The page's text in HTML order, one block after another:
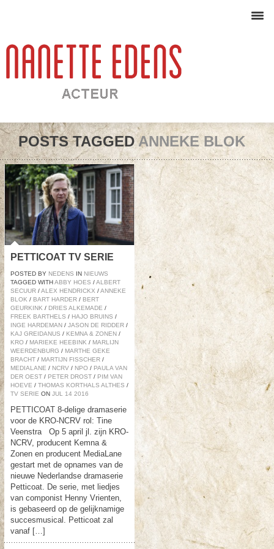
POSTS TAGGEDANNEKE BLOK
PETTICOAT TV SERIE
POSTED BY NEDENS IN NIEUWS
TAGGED WITHABBY HOES /ALBERT
SECUUR /ALEX HENDRICKX /ANNEKE
BLOK / BART HARDER / BERT
GEURKINK / DRIES ALKEMADE /
FREEK BARTHELS / HAJO BRUINS /
INGE HARDEMAN / JASON DE RIDDER /
KAJ GREIDANUS / KEMNA & ZONEN /
KRO / MARIEKE HEEBINK / MARLIJN
WEERDENBURG / MARTHE GEKE
BRACHT / MARTIJN FISSCHER /
MEDIALANE / NCRV / NPO / PAULA VAN
DER OEST / PETER DROST / PIM VAN
HOEVE / THOMAS KORTHALS ALTHES /
TV SERIE ON JUL 14 2016
PETTICOAT 8-delige dramaserie
voor de KRO-NCRV rol: Tine
Veenstra Op 5 april jl. zijn KRO-
NCRV, producent Kemna &
Zonen en producent MediaLane
gestart met de opnames van de
nieuwe Nederlandse dramaserie
Petticoat. De serie, met liedjes
van componist Henny Vrienten,
is gebaseerd op de gelijknamige
succesmusical. Petticoat zal
vanaf […]